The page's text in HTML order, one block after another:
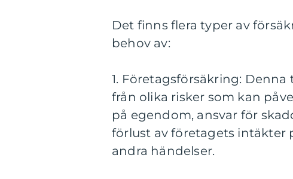
Det finns flera typer av
behov av:
1. Företagsförsäkring:
från olika risker som kan
på egendom, ansvar för
förlust av företagets intäkter
andra händelser.